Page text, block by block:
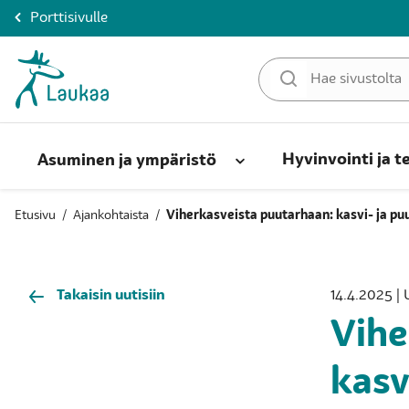
Porttisivulle
Asuminen ja ympäristö Hyvinvointi ja
Etusivu / Ajankohtaista / Viherkasveista puutarhaan: kasvi- ja
Takaisin uutisiin 14.4.2025 |